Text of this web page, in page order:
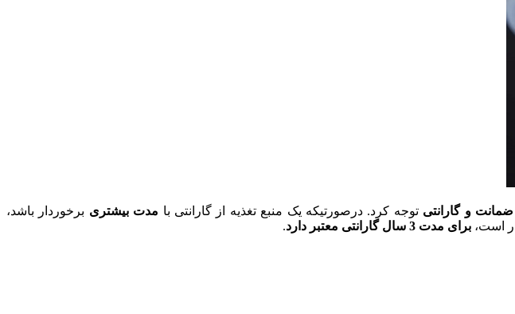
ضمانت و گارانتی توجه کرد. درصورتی‎که یک منبع تغذیه از گارانتی با مدت بیشتری برخوردار باشد،
است، برای مدت 3 سال گارانتی معتبر دارد .